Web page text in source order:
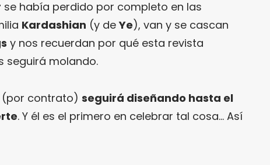
se había perdido por completo en las
Kardashian (y deYe), van y se cascan
y nos recuerdan por qué esta revista
seguirá molando.
contrato) seguirá diseñando hasta el
. Y él es el primero en celebrar tal cosa… Así